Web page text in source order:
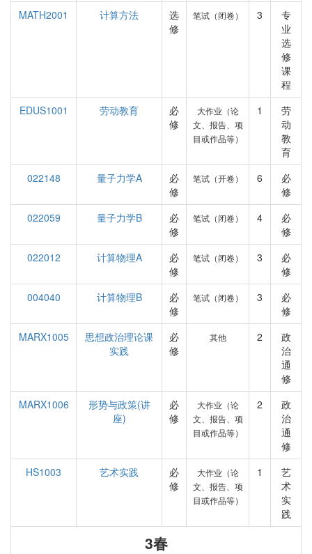
MATH2001 计算方法
选
修
笔试（闭卷） 3
专
业
选
修
课
程
EDUS1001
劳动教育
必
修
大作业（论
文、报告、项
目或作品等）
1
劳
动
教
育
022148
量子力学A
必
修
笔试（开卷） 6
必
修
022059
量子力学B
必
修
笔试（闭卷） 4
必
修
022012
计算物理A
必
修
笔试（闭卷） 3
必
修
004040
计算物理B
必
修
笔试（闭卷） 3
必
修
MARX1005
思想政治理论课
实践
必
修
其他 2
政
治
通
修
MARX1006
形势与政策(讲
座)
必
修
大作业（论
文、报告、项
目或作品等）
2
政
治
通
修
HS1003
艺术实践
必
修
大作业（论
文、报告、项
目或作品等）
1
艺
术
实
践
3春